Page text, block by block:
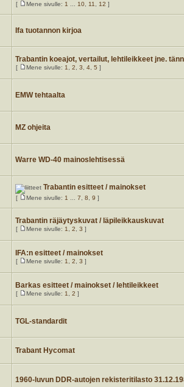
[ Mene sivulle: 1 10, 11 12 ]
Ifa tuotannon kirjoa
Trabantin koeajot, vertailut, lehtileikkeet jne.
[ Mene sivulle: 1 2 3 4, 5 ]
EMW tehtaalta
MZ ohjeita
Warre WD-40 mainoslehtisessä
Trabantin esitteet / mainokset
[ Mene sivulle: 1 7 8 9 ]
Trabantin räjäytyskuvat / läpileikkauskuvat
[ Mene sivulle: 1 2 3 ]
IFA:n esitteet / mainokset
[ Mene sivulle: 1 2 3 ]
Barkas esitteet / mainokset / lehtileikkeet
[ Mene sivulle: 1 2 ]
TGL-standardit
Trabant Hycomat
1960-luvun DDR-autojen rekisteritilasto